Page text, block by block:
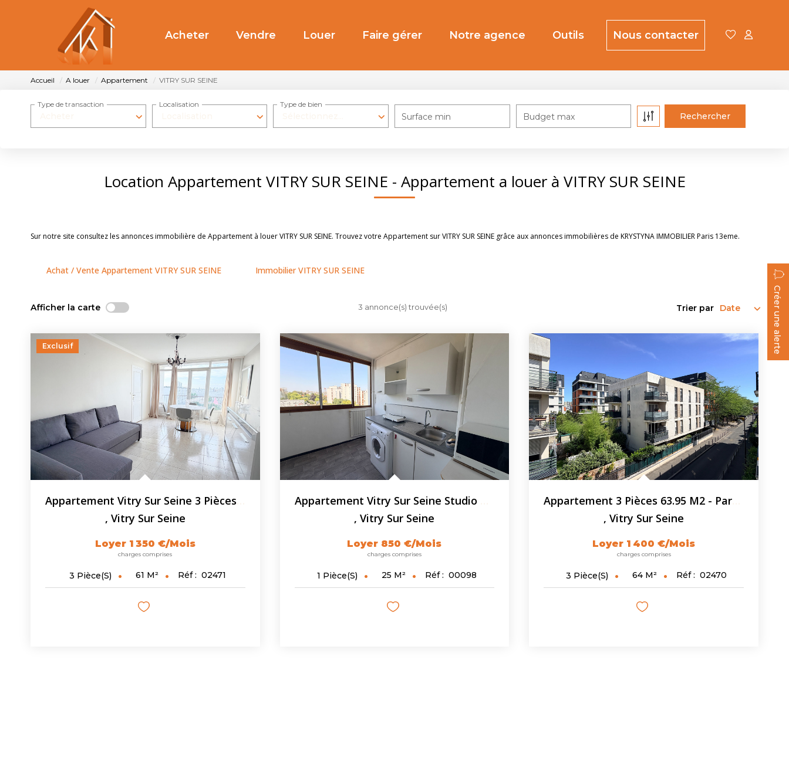
Acheter Vendre Louer Faire gérer Notre agence Outils Nous contacter
Accueil A louer Appartement VITRY SUR SEINE
Type de transaction Localisation Type de bien
Surface min Budget max
Location Appartement VITRY SUR SEINE - Appartement a louer à VITRY SUR SEINE
Sur notre site consultez les annonces immobilière de Appartement à louer VITRY SUR SEINE. Trouvez votre Appartement sur VITRY SUR SEINE grâce aux annonces immobilières de KRYSTYNA IMMOBILIER Paris 13eme.
Achat / Vente Appartement VITRY SUR SEINE Immobilier VITRY SUR SEINE
Créer une alerte
Afficher la carte 3 annonce(s) trouvée(s) Trier par
Exclusif
, Vitry Sur Seine
Loyer 1 350 €/mois
charges comprises
3 Pièce(s) 61 M² Réf : 02471
,Vitry Sur Seine
Loyer 850 €/mois
charges comprises
1 Pièce(s) 25 M² Réf : 00098
,Vitry Sur Seine
Loyer 1 400 €/mois
charges comprises
3 Pièce(s) 64 M² Réf : 02470